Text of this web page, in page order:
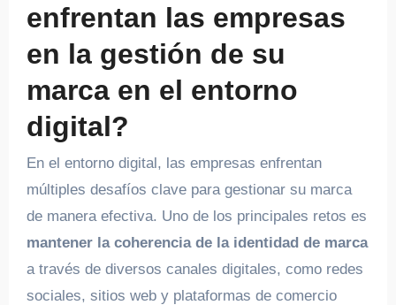
enfrentan las empresas
en la gestión de su
marca en el entorno
digital?
En el entorno digital, las empresas enfrentan
múltiples desafíos clave para gestionar su marca
de manera efectiva. Uno de los principales retos es
mantener la coherencia de la identidad de marca
a través de diversos canales digitales, como redes
sociales, sitios web y plataformas de comercio